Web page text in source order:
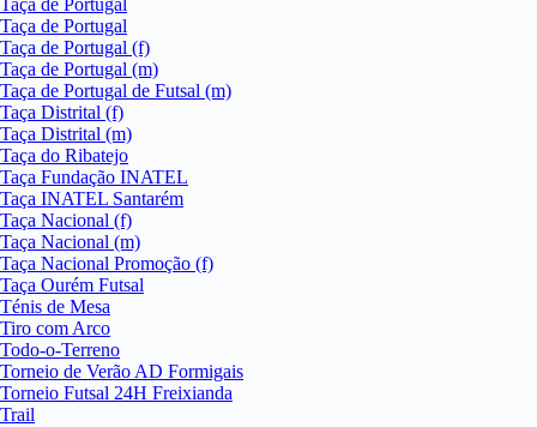
Taça de Portugal
Taça de Portugal
Taça de Portugal (f)
Taça de Portugal (m)
Taça de Portugal de Futsal (m)
Taça Distrital (f)
Taça Distrital (m)
Taça do Ribatejo
Taça Fundação INATEL
Taça INATEL Santarém
Taça Nacional (f)
Taça Nacional (m)
Taça Nacional Promoção (f)
Taça Ourém Futsal
Ténis de Mesa
Tiro com Arco
Todo-o-Terreno
Torneio de Verão AD Formigais
Torneio Futsal 24H Freixianda
Trail